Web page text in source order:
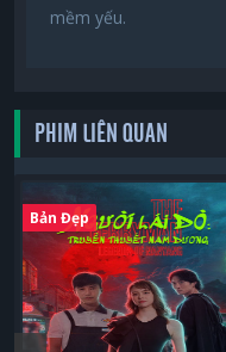
mềm yếu.
PHIM LIÊN QUAN
Bản Đẹp